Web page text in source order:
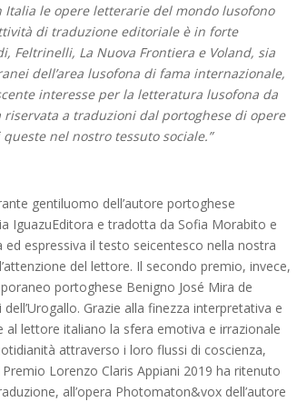
le opere letterarie del mondo lusofono
di traduzione editoriale è in forte
Feltrinelli, La Nuova Frontiera e Voland, sia
dell’area lusofona di fama internazionale,
interesse per la letteratura lusofona da
a traduzioni dal portoghese di opere
nel nostro tessuto sociale.”
gentiluomo dell’autore portoghese
IguazuEditora e tradotta da Sofia Morabito e
espressiva il testo seicentesco nella nostra
del lettore. Il secondo premio, invece,
portoghese Benigno José Mira de
Grazie alla finezza interpretativa e
lettore italiano la sfera emotiva e irrazionale
attraverso i loro flussi di coscienza,
Lorenzo Claris Appiani 2019 ha ritenuto
all’opera Photomaton&vox dell’autore